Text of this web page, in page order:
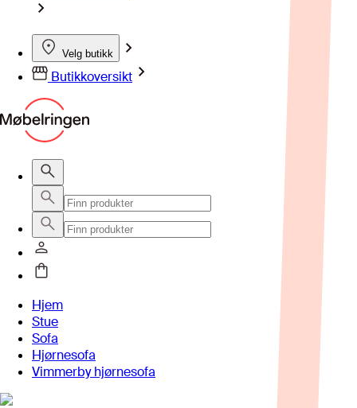
Velg butikk
Butikkoversikt
Hjem
Stue
Sofa
Hjørnesofa
Vimmerby hjørnesofa